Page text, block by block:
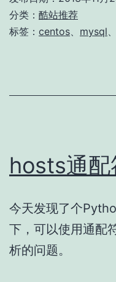
分类： 酷站推荐
标签： centos mysql
hosts通配
今天发现了个
下，可以使用通配
析的问题。